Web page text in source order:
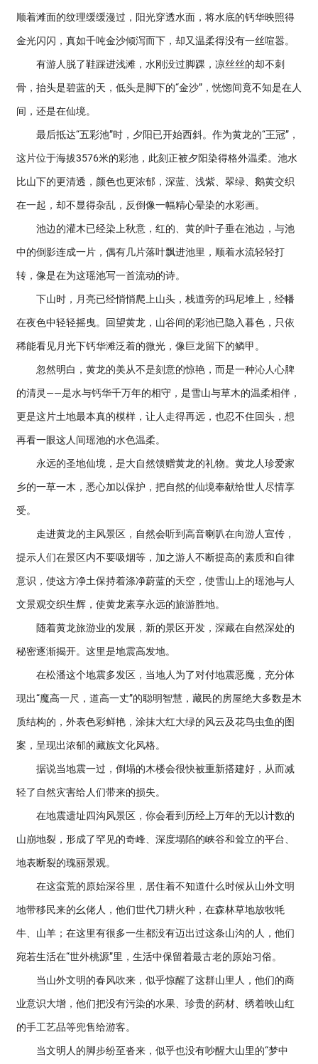
顺着滩面的纹理缓缓漫过，阳光穿透水面，将水底的钙华映照得
金光闪闪，真如千吨金沙倾泻而下，却又温柔得没有一丝喧嚣。
有游人脱了鞋踩进浅滩，水刚没过脚踝，凉丝丝的却不刺
骨，抬头是碧蓝的天，低头是脚下的“金沙”，恍惚间竟不知是在人
间，还是在仙境。
最后抵达“五彩池”时，夕阳已开始西斜。作为黄龙的“王冠”，
这片位于海拔3576米的彩池，此刻正被夕阳染得格外温柔。池水
比山下的更清透，颜色也更浓郁，深蓝、浅紫、翠绿、鹅黄交织
在一起，却不显得杂乱，反倒像一幅精心晕染的水彩画。
池边的灌木已经染上秋意，红的、黄的叶子垂在池边，与池
中的倒影连成一片，偶有几片落叶飘进池里，顺着水流轻轻打
转，像是在为这瑶池写一首流动的诗。
下山时，月亮已经悄悄爬上山头，栈道旁的玛尼堆上，经幡
在夜色中轻轻摇曳。回望黄龙，山谷间的彩池已隐入暮色，只依
稀能看见月光下钙华滩泛着的微光，像巨龙留下的鳞甲。
忽然明白，黄龙的美从不是刻意的惊艳，而是一种沁人心脾
的清灵——是水与钙华千万年的相守，是雪山与草木的温柔相伴，
更是这片土地最本真的模样，让人走得再远，也忍不住回头，想
再看一眼这人间瑶池的水色温柔。
永远的圣地仙境，是大自然馈赠黄龙的礼物。黄龙人珍爱家
乡的一草一木，悉心加以保护，把自然的仙境奉献给世人尽情享
受。
走进黄龙的主风景区，自然会听到高音喇叭在向游人宣传，
提示人们在景区内不要吸烟等，加之游人不断提高的素质和自律
意识，使这方净土保持着涤净蔚蓝的天空，使雪山上的瑶池与人
文景观交织生辉，使黄龙素享永远的旅游胜地。
随着黄龙旅游业的发展，新的景区开发，深藏在自然深处的
秘密逐渐揭开。这里是地震高发地。
在松潘这个地震多发区，当地人为了对付地震恶魔，充分体
现出“魔高一尺，道高一丈”的聪明智慧，藏民的房屋绝大多数是木
质结构的，外表色彩鲜艳，涂抹大红大绿的风云及花鸟虫鱼的图
案，呈现出浓郁的藏族文化风格。
据说当地震一过，倒塌的木楼会很快被重新搭建好，从而减
轻了自然灾害给人们带来的损失。
在地震遗址四沟风景区，你会看到历经上万年的无以计数的
山崩地裂，形成了罕见的奇峰、深度塌陷的峡谷和耸立的平台、
地表断裂的瑰丽景观。
在这蛮荒的原始深谷里，居住着不知道什么时候从山外文明
地带移民来的幺佬人，他们世代刀耕火种，在森林草地放牧牦
牛、山羊；在这里有很多一生都没有迈出过这条山沟的人，他们
宛若生活在“世外桃源”里，生活中保留着最古老的原始习俗。
当山外文明的春风吹来，似乎惊醒了这群山里人，他们的商
业意识大增，他们把没有污染的水果、珍贵的药材、绣着映山红
的手工艺品等兜售给游客。
当文明人的脚步纷至沓来，似乎也没有吵醒大山里的“梦中